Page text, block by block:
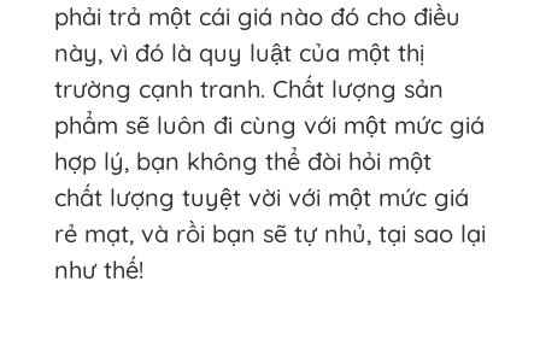
phải trả một cái giá nào đó cho điều
này, vì đó là quy luật của một thị
trường cạnh tranh. Chất lượng sản
phẩm sẽ luôn đi cùng với một mức giá
hợp lý, bạn không thể đòi hỏi một
chất lượng tuyệt vời với một mức giá
rẻ mạt, và rồi bạn sẽ tự nhủ, tại sao lại
như thế!